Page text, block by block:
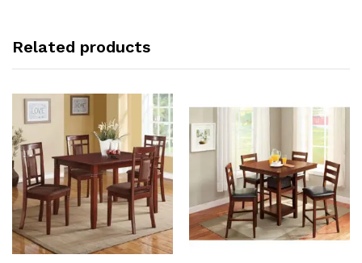
Related products